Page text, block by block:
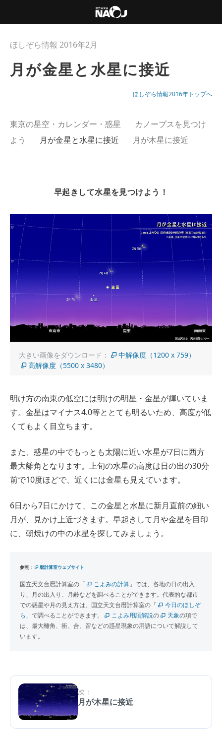
ほしぞら情報 2016年2月
月が金星と水星に接近
ほしぞら情報2016年トップへ
東京の星空・カレンダー・惑星
カノープスを見つけ
よう
月が金星と水星に接近 月が木星に接近
早起きして水星を見つけよう！
大きい画像をダウンロード：
中解像度（1200 x 759）
高解像度（5500 x 3480）
明け方の南東の低空には明けの明星・金星が輝いていま
す。金星はマイナス4.0等ととても明るいため、高度が低
くてもよく目立ちます。
また、惑星の中でもっとも太陽に近い水星が7日に西方
最大離角となります。上旬の水星の高度は日の出の30分
前で10度ほどで、近くには金星も見えています。
6日から7日にかけて、この金星と水星に新月直前の細い
月が、見かけ上近づきます。早起きして月や金星を目印
に、朝焼けの中の水星を探してみましょう。
参照： 暦計算室ウェブサイト
国立天文台暦計算室の「 こよみの計算」では、各地の日の出入
り、月の出入り、月齢などを調べることができます。代表的な都市
での惑星や月の見え方は、国立天文台暦計算室の「
今日のほしぞ
ら 」で調べることができます。 こよみ用語解説の 天象の項で
は、最大離角、衝、合、留などの惑星現象の用語について解説して
います。
次：
月が木星に接近